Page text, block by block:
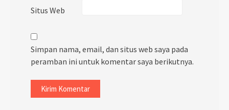
Situs Web
Simpan nama, email, dan situs web saya pada
peramban ini untuk komentar saya berikutnya.